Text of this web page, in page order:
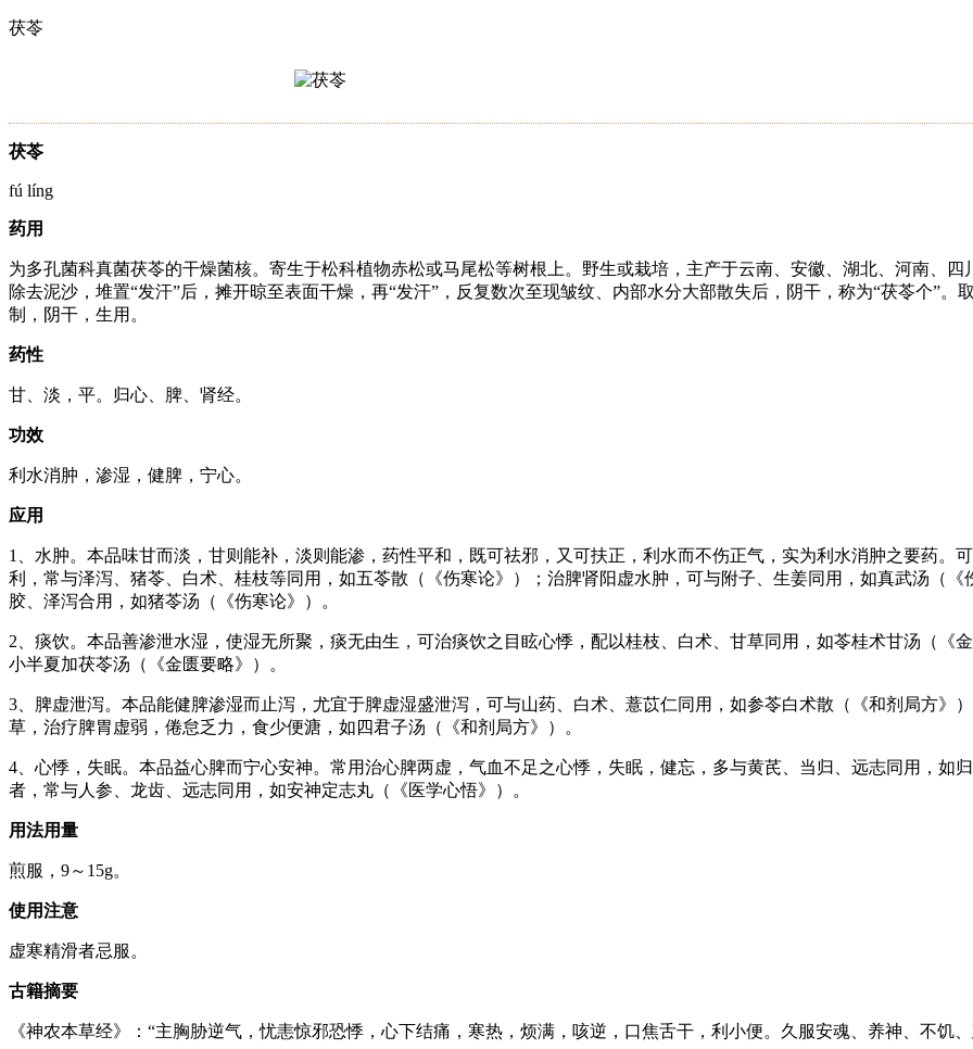
茯苓
茯苓
fú líng
药用
为多孔菌科真菌茯苓的干燥菌核。寄生于松科植物赤松或马尾松等树根上。野生或栽培，主产于云南、安徽、湖北、河南、
除去泥沙，堆置“发汗”后，摊开晾至表面干燥，再“发汗”，反复数次至现皱纹、内部水分大部散失后，阴干，称为“茯苓个”
制，阴干，生用。
药性
甘、淡，平。归心、脾、肾经。
功效
利水消肿，渗湿，健脾，宁心。
应用
1、水肿。本品味甘而淡，甘则能补，淡则能渗，药性平和，既可祛邪，又可扶正，利水而不伤正气，实为利水消肿之要药。
利，常与泽泻、猪苓、白术、桂枝等同用，如五苓散（《伤寒论》）；治脾肾阳虚水肿，可与附子、生姜同用，如真武汤（
胶、泽泻合用，如猪苓汤（《伤寒论》）。
2、痰饮。本品善渗泄水湿，使湿无所聚，痰无由生，可治痰饮之目眩心悸，配以桂枝、白术、甘草同用，如苓桂术甘汤（《
小半夏加茯苓汤（《金匮要略》）。
3、脾虚泄泻。本品能健脾渗湿而止泻，尤宜于脾虚湿盛泄泻，可与山药、白术、薏苡仁同用，如参苓白术散（《和剂局方》
草，治疗脾胃虚弱，倦怠乏力，食少便溏，如四君子汤（《和剂局方》）。
4、心悸，失眠。本品益心脾而宁心安神。常用治心脾两虚，气血不足之心悸，失眠，健忘，多与黄芪、当归、远志同用，如
者，常与人参、龙齿、远志同用，如安神定志丸（《医学心悟》）。
用法用量
煎服，9～15g。
使用注意
虚寒精滑者忌服。
古籍摘要
《神农本草经》：“主胸胁逆气，忧恚惊邪恐悸，心下结痛，寒热，烦满，咳逆，口焦舌干，利小便。久服安魂、养神、不饥